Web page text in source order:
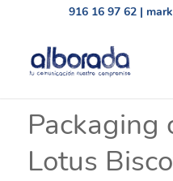
916 16 97 62 |
Packaging
Lotus